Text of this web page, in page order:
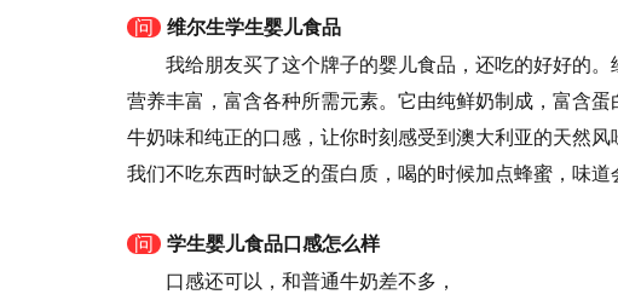
问
维尔生学生婴儿食品
我给朋友买了这个牌子的婴儿食品，还吃的好好的
营养丰富，富含各种所需元素。它由纯鲜奶制成，富含
牛奶味和纯正的口感，让你时刻感受到澳大利亚的天然
我们不吃东西时缺乏的蛋白质，喝的时候加点蜂蜜，味道
问
学生婴儿食品口感怎么样
口感还可以，和普通牛奶差不多，